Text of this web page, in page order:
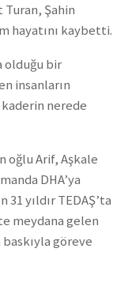
Şahin
hayatını kaybetti.
olduğu bir
insanların
kaderin nerede
oğlu Arif, Aşkale
DHA’ya
yıldır TEDAŞ’ta
meydana gelen
göreve